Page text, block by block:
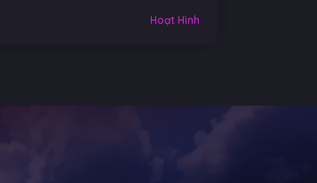
Hoạt Hình